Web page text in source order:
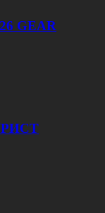
GEAR